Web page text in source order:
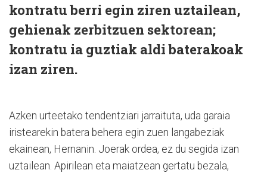
kontratu berri egin ziren uztailean,
gehienak zerbitzuen sektorean;
kontratu ia guztiak aldi baterakoak
izan ziren.
Azken urteetako tenden­tziari jarraituta, uda garaia
iristearekin batera behera egin zuen langabeziak
ekainean, Her­nanin. Joerak or­dea, ez du segida izan
uztailean. Api­rilean eta maiatzean gertatu bezala,